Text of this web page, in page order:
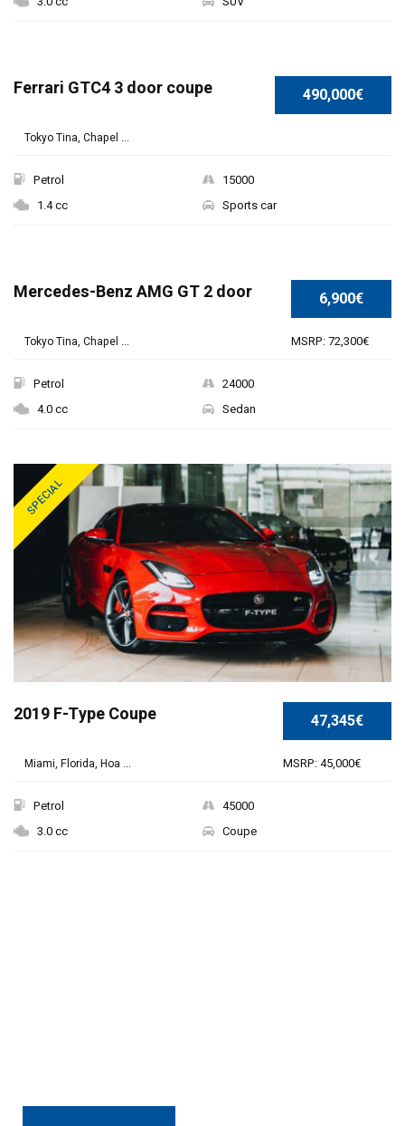
SPECIAL 490,000€
Ferrari GTC4 3 door coupe
Tokyo Tina, Chapel ...
Petrol
15000
1.4 cc
Sports car
6,900€
MSRP: 72,300€
Mercedes-Benz AMG GT 2 door
Tokyo Tina, Chapel ...
Petrol
24000
4.0 cc
Sedan
SPECIAL
47,345€
MSRP: 45,000€
2019 F-Type Coupe
Miami, Florida, Hoa ...
Petrol
45000
3.0 cc
Coupe